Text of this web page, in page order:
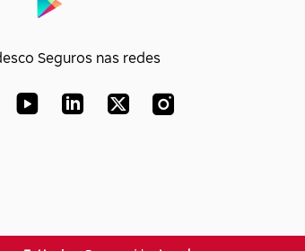
Seguros nas redes